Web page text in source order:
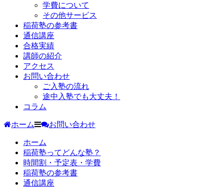
学費について
その他サービス
稲荷塾の参考書
通信講座
合格実績
講師の紹介
アクセス
お問い合わせ
ご入塾の流れ
途中入塾でも大丈夫！
コラム
ホーム お問い合わせ
ホーム
稲荷塾ってどんな塾？
時間割・予定表・学費
稲荷塾の参考書
通信講座